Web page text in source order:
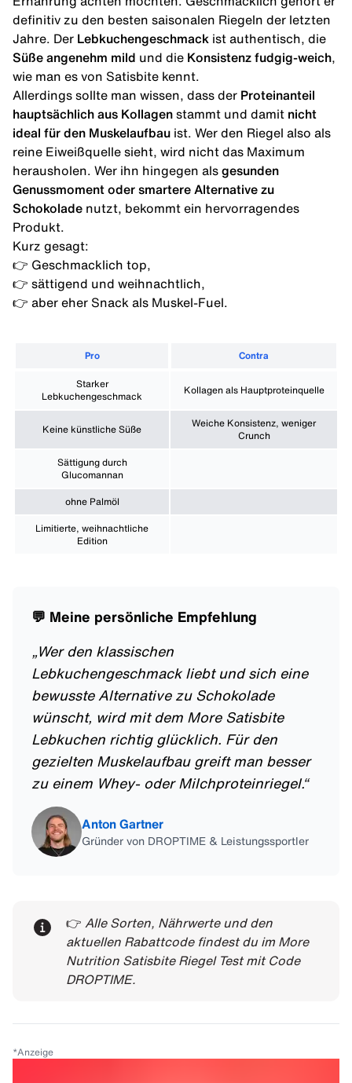
definitiv zu den besten saisonalen Riegeln der letzten
Jahre. Der Lebkuchengeschmack ist authentisch, die
Süße angenehm mild und die Konsistenz fudgig-weich
wie man es von Satisbite kennt.
Allerdings sollte man wissen, dass der Proteinanteil
hauptsächlich aus Kollagen stammt und damit nicht
ideal für den Muskelaufbau ist. Wer den Riegel also als
reine Eiweißquelle sieht, wird nicht das Maximum
herausholen. Wer ihn hingegen als gesunden
Genussmoment oder smartere Alternative zu
Schokolade nutzt, bekommt ein hervorragendes
Produkt.
Kurz gesagt:
👉 Geschmacklich top,
👉 sättigend und weihnachtlich,
👉 aber eher Snack als Muskel-Fuel.
Pro Contra
Starker
Lebkuchengeschmack
Kollagen als Hauptproteinquelle
Keine künstliche Süße
Weiche Konsistenz, weniger
Crunch
Sättigung durch
Glucomannan
ohne Palmöl
Limitierte, weihnachtliche
Edition
💬 Meine persönliche Empfehlung
Wer den klassischen
Lebkuchengeschmack liebt und sich eine
bewusste Alternative zu Schokolade
wünscht, wird mit dem More Satisbite
Lebkuchen richtig glücklich. Für den
gezielten Muskelaufbau greift man besser
zu einem Whey- oder Milchproteinriegel.“
Anton Gartner
Gründer von DROPTIME & Leistungssportler
👉 Alle Sorten, Nährwerte und den
aktuellen Rabattcode findest du im More
Nutrition Satisbite Riegel Test mit Code
DROPTIME.
*Anzeige